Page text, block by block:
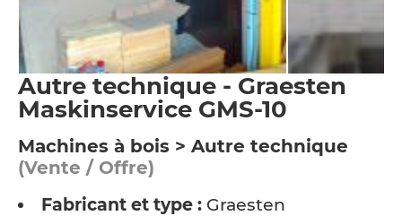
Autre technique - Graesten
Maskinservice GMS-10
Machines à bois > Autre technique
(Vente / Offre)
Fabricant et type : Graesten